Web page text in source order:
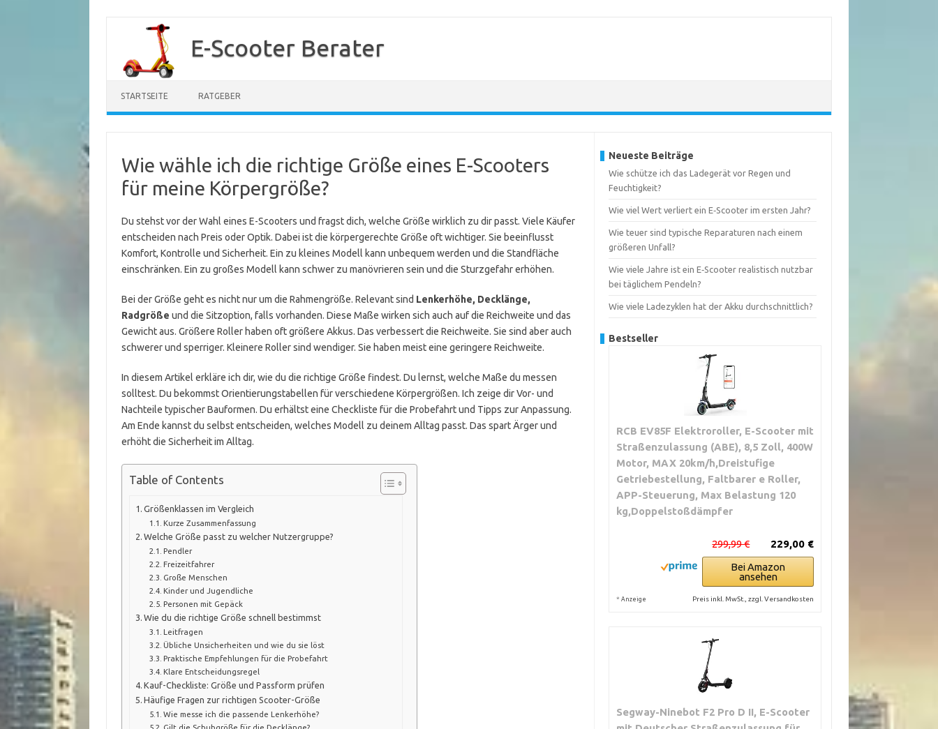
E-Scooter Berater
STARTSEITE RATGEBER
Wie wähle ich die richtige Größe eines E-Scooters
für meine Körpergröße?
Du stehst vor der Wahl eines E-Scooters und fragst dich, welche Größe wirklich zu dir passt. Viele Käufer
entscheiden nach Preis oder Optik. Dabei ist die körpergerechte Größe oft wichtiger. Sie beeinflusst
Komfort, Kontrolle und Sicherheit. Ein zu kleines Modell kann unbequem werden und die Standfläche
einschränken. Ein zu großes Modell kann schwer zu manövrieren sein und die Sturzgefahr erhöhen.
Bei der Größe geht es nicht nur um die Rahmengröße. Relevant sind Lenkerhöhe, Decklänge,
Radgröße und die Sitzoption, falls vorhanden. Diese Maße wirken sich auch auf die Reichweite und das
Gewicht aus. Größere Roller haben oft größere Akkus. Das verbessert die Reichweite. Sie sind aber auch
schwerer und sperriger. Kleinere Roller sind wendiger. Sie haben meist eine geringere Reichweite.
In diesem Artikel erkläre ich dir, wie du die richtige Größe findest. Du lernst, welche Maße du messen
solltest. Du bekommst Orientierungstabellen für verschiedene Körpergrößen. Ich zeige dir Vor- und
Nachteile typischer Bauformen. Du erhältst eine Checkliste für die Probefahrt und Tipps zur Anpassung.
Am Ende kannst du selbst entscheiden, welches Modell zu deinem Alltag passt. Das spart Ärger und
erhöht die Sicherheit im Alltag.
Table of Contents
Größenklassen im Vergleich
Kurze Zusammenfassung
Welche Größe passt zu welcher Nutzergruppe?
Pendler
Freizeitfahrer
Große Menschen
Kinder und Jugendliche
Personen mit Gepäck
Wie du die richtige Größe schnell bestimmst
Leitfragen
Übliche Unsicherheiten und wie du sie löst
Praktische Empfehlungen für die Probefahrt
Klare Entscheidungsregel
Kauf-Checkliste: Größe und Passform prüfen
Häufige Fragen zur richtigen Scooter-Größe
Wie messe ich die passende Lenkerhöhe?
Gilt die Schuhgröße für die Decklänge?
Neueste Beiträge
Wie schütze ich das Ladegerät vor Regen und
Feuchtigkeit?
Wie viel Wert verliert ein E‑Scooter im ersten Jahr?
Wie teuer sind typische Reparaturen nach einem
größeren Unfall?
Wie viele Jahre ist ein E‑Scooter realistisch nutzbar
bei täglichem Pendeln?
Wie viele Ladezyklen hat der Akku durchschnittlich?
Bestseller
RCB EV85F Elektroroller, E-Scooter mit
Straßenzulassung (ABE), 8,5 Zoll, 400W
Motor, MAX 20km/h,Dreistufige
Getriebestellung, Faltbarer e Roller,
APP-Steuerung, Max Belastung 120
kg,Doppelstoßdämpfer
229,00 €
299,99 €
Bei Amazon
ansehen
* Anzeige Preis inkl. MwSt., zzgl. Versandkosten
Segway-Ninebot F2 Pro D II, E-Scooter